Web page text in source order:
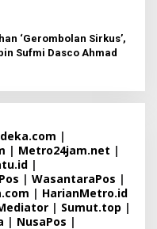
‘Gerombolan Sirkus’,
Sufmi Dasco Ahmad
|
| Metro24jam.net |
|
| WasantaraPos |
| HarianMetro.id
| Sumut.top |
| NusaPos |